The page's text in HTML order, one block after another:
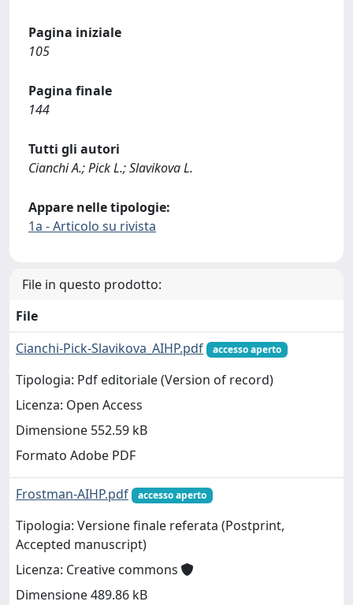
Pagina iniziale
105
Pagina finale
144
Tutti gli autori
Cianchi A.; Pick L.; Slavikova L.
Appare nelle tipologie:
1a - Articolo su rivista
File in questo prodotto:
File
Cianchi-Pick-Slavikova_AIHP.pdf
accesso aperto
Tipologia: Pdf editoriale (Version of record)
Licenza: Open Access
Dimensione 552.59 kB
Formato Adobe PDF
Frostman-AIHP.pdf accesso aperto
Tipologia: Versione finale referata (Postprint,
Accepted manuscript)
Licenza: Creative commons
Dimensione 489.86 kB